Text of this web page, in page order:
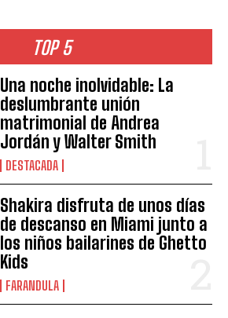
TOP 5
Una noche inolvidable: La
deslumbrante unión
matrimonial de Andrea
Jordán y Walter Smith
DESTACADA
Shakira disfruta de unos días
de descanso en Miami junto a
los niños bailarines de Ghetto
Kids
FARANDULA